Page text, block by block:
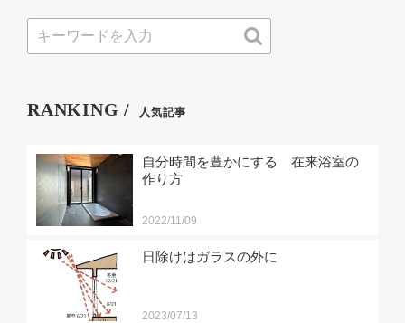
RANKING / 人気記事
自分時間を豊かにする 在来浴室の
作り方
2022/11/09
日除けはガラスの外に
2023/07/13